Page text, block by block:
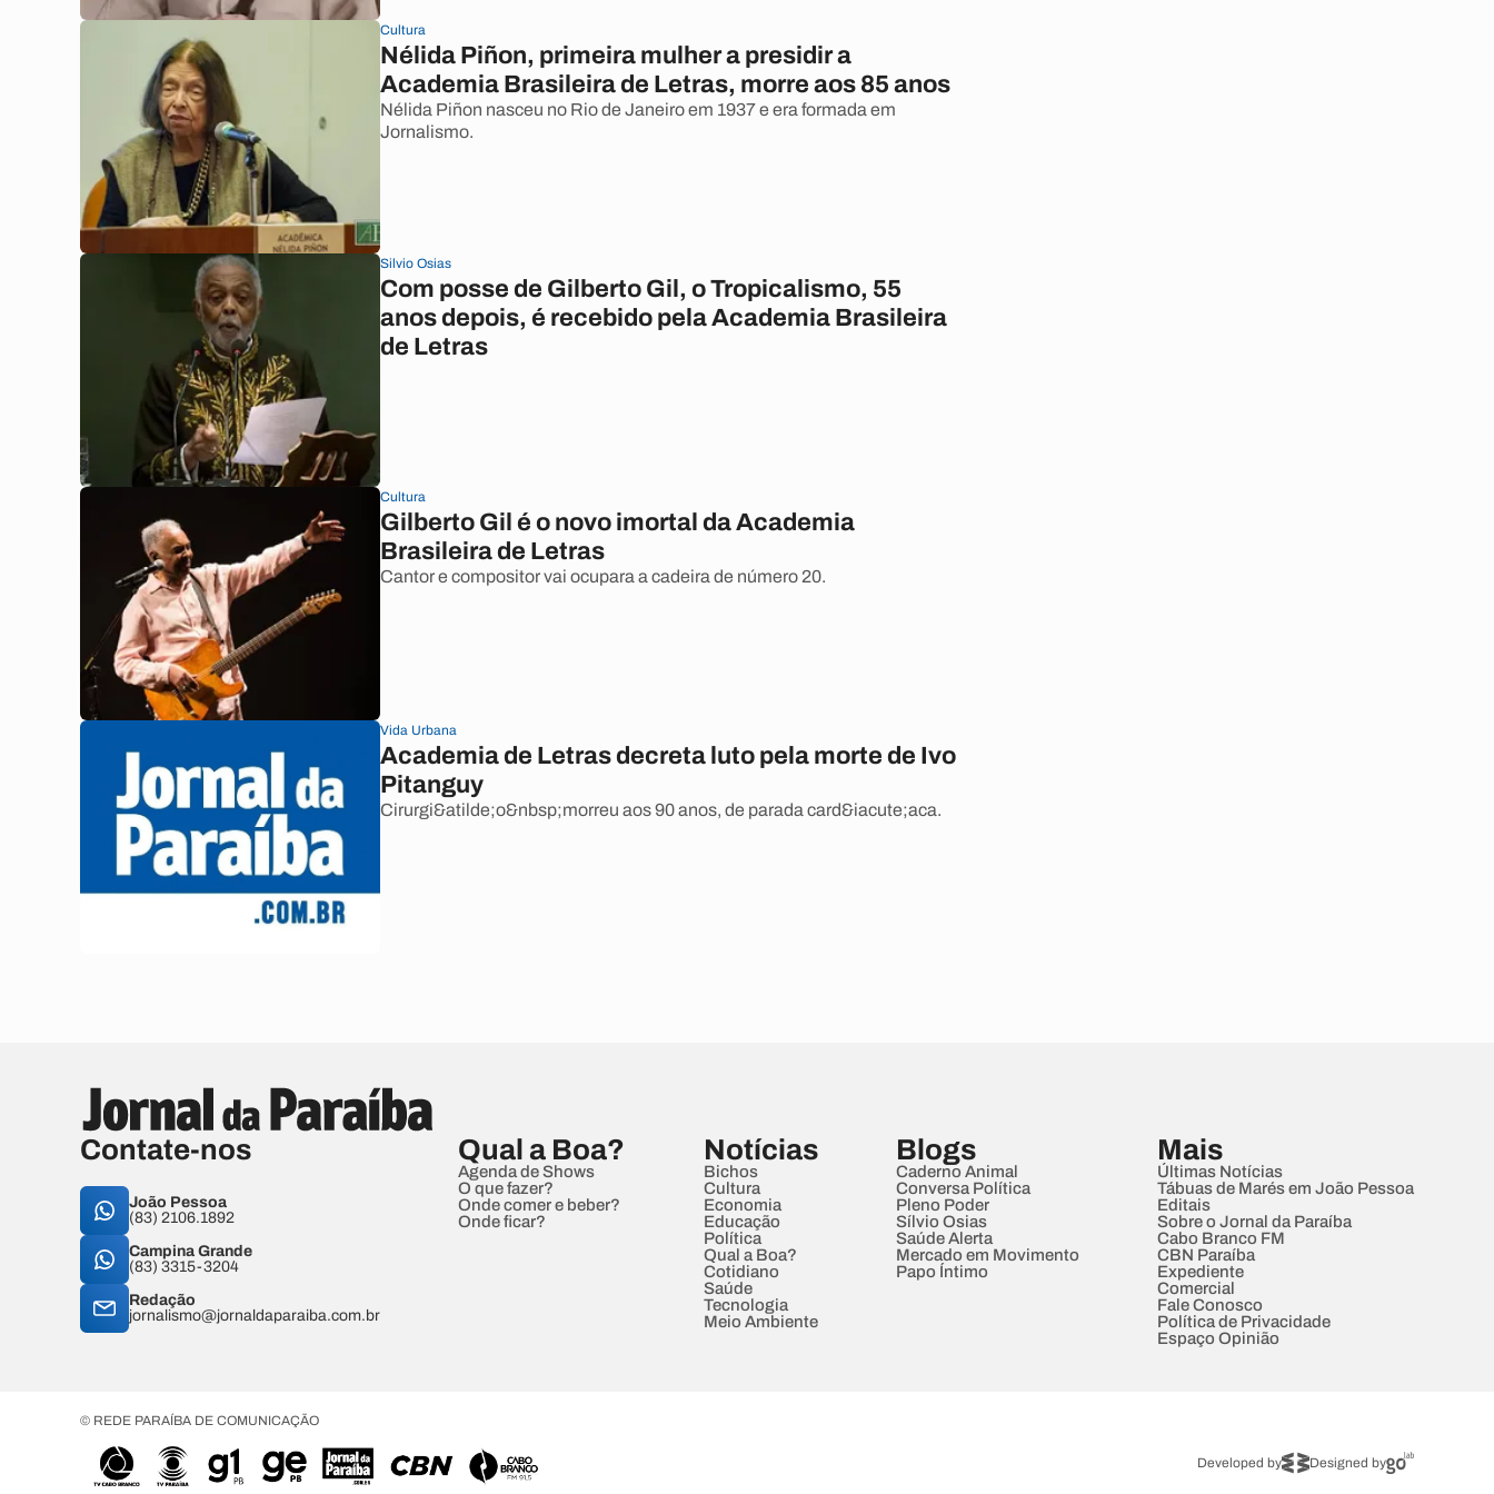
Cultura
Nélida Piñon, primeira mulher a presidir a
Academia Brasileira de Letras, morre aos 85 anos
Nélida Piñon nasceu no Rio de Janeiro em 1937 e era formada em
Jornalismo.
Silvio Osias
Com posse de Gilberto Gil, o Tropicalismo, 55
anos depois, é recebido pela Academia Brasileira
de Letras
Cultura
Gilberto Gil é o novo imortal da Academia
Brasileira de Letras
Cantor e compositor vai ocupara a cadeira de número 20.
Vida Urbana
Academia de Letras decreta luto pela morte de Ivo
Pitanguy
Cirurgi&atilde;o&nbsp;morreu aos 90 anos, de parada card&iacute;aca.
Contate-nos
João Pessoa
(83) 2106.1892
Campina Grande
(83) 3315-3204
Redação
jornalismo@jornaldaparaiba.com.br
Qual a Boa?
Agenda de Shows
O que fazer?
Onde comer e beber?
Onde ficar?
Notícias
Bichos
Cultura
Economia
Educação
Política
Qual a Boa?
Cotidiano
Saúde
Tecnologia
Meio Ambiente
Blogs
Caderno Animal
Conversa Política
Pleno Poder
Sílvio Osias
Saúde Alerta
Mercado em Movimento
Papo Íntimo
Mais
Últimas Notícias
Tábuas de Marés em João Pessoa
Editais
Sobre o Jornal da Paraíba
Cabo Branco FM
CBN Paraíba
Expediente
Comercial
Fale Conosco
Política de Privacidade
Espaço Opinião
© REDE PARAÍBA DE COMUNICAÇÃO
Developed by Designed by